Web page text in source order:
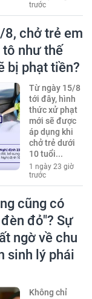
trước
8, chở trẻ em
tô như thế
bị phạt tiền?
Từ ngày 15/8
tới đây, hình
thức xử phạt
mới sẽ được
áp dụng khi
chở trẻ dưới
10 tuổi...
1 ngày 23 giờ
trước
cũng có
đỏ"? Sự
ngờ về chu
sinh lý phái
Không chỉ